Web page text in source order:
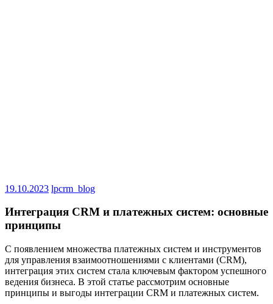
19.10.2023 lpcrm_blog
Интеграция CRM и платежных систем: основные
принципы
С появлением множества платежных систем и инструментов
для управления взаимоотношениями с клиентами (CRM),
интеграция этих систем стала ключевым фактором успешного
ведения бизнеса. В этой статье рассмотрим основные
принципы и выгоды интеграции CRM и платежных систем.